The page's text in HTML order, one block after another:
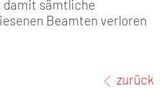
damit sämtliche
Beamten verloren
zurück